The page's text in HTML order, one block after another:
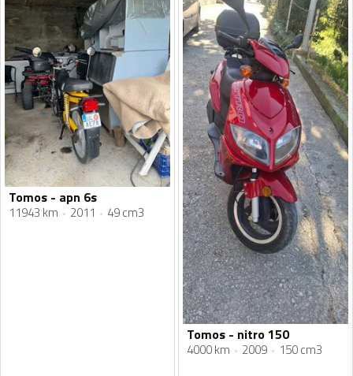
Tomos - apn 6s
11943 km 2011 49 cm3
Tomos - nitro 150
4000 km 2009 150 cm3